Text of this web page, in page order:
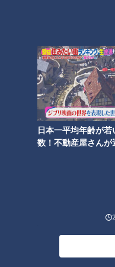
日本一平均年齢が
数！不動産屋さんが
メニューの種類は200以上
全て500円の「やりすぎモー
ング」に驚愕！東海3県の驚